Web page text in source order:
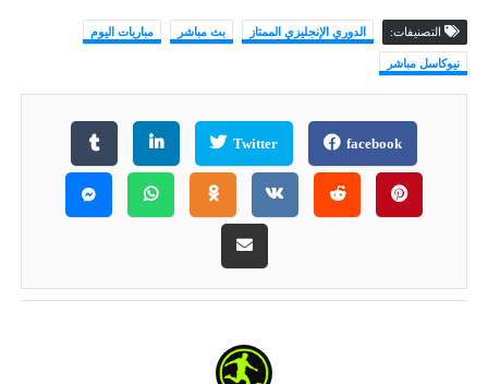
التصنيفات: الدوري الإنجليزي الممتاز بث مباشر مباريات اليوم
نيوكاسل مباشر
facebook
Twitter